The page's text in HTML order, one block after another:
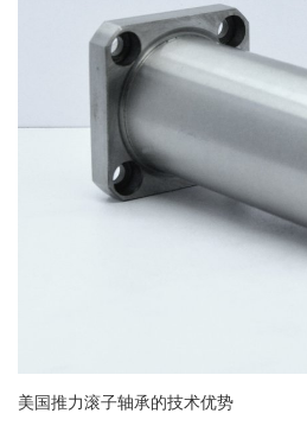
美国推力滚子轴承的技术优势